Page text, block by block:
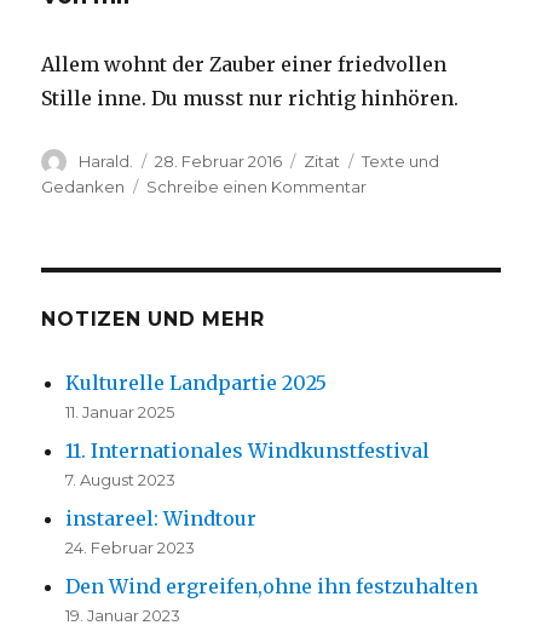
Allem wohnt der Zauber einer friedvollen
Stille inne. Du musst nur richtig hinhören.
Autor
Harald.
Veröffentlicht
am
28. Februar 2016 Format
Zitat Kategorien
Texte und
Gedanken
Schreibe einen Kommentarzu
NOTIZEN UND MEHR
Kulturelle Landpartie 2025
11. Januar 2025
11. Internationales Windkunstfestival
7. August 2023
instareel: Windtour
24. Februar 2023
Den Wind ergreifen,ohne ihn festzuhalten
19. Januar 2023